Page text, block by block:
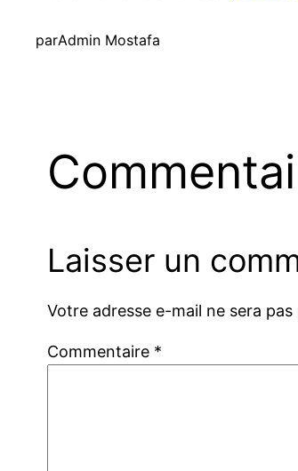
parAdmin Mostafa
Laisser un
Votre adresse e-mail ne sera pas
Commentaire *